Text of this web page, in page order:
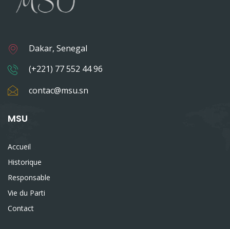
Dakar, Senegal
(+221) 77 552 44 96
contac@msu.sn
MSU
Accueil
Historique
Responsable
Vie du Parti
Contact